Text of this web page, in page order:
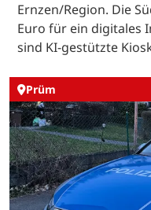
Ernzen/Region. Die
Euro für ein digitales
sind KI-gestützte
Prüm